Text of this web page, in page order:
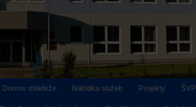
Domov mládeže Nabídka služeb Projekty ŠVP